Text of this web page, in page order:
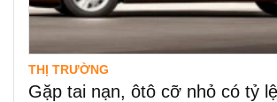
THỊ TRƯỜNG
Gặp tai nạn, ôtô cỡ nhỏ có tỷ